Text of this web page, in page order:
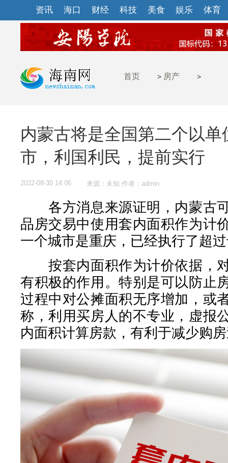
资讯 海口 财经 科技 美食 娱乐 体育
首页 > 房产 >
内蒙古将是全国第二个以
市，利国利民，提前实行
2022-08-30 14:06 来源：未知 作者：admin
各方消息来源证明，内蒙古
品房交易中使用套内面积作为计
一个城市是重庆，已经执行了超
按套内面积作为计价依据，
有积极的作用。特别是可以防止
过程中对公摊面积无序增加，或
称，利用买房人的不专业，虚报
内面积计算房款，有利于减少购